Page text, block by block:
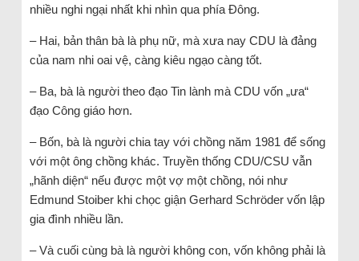
nhiều nghi ngại nhất khi nhìn qua phía Đông.
– Hai, bản thân bà là phụ nữ, mà xưa nay CDU là đảng
của nam nhi oai vệ, càng kiêu ngạo càng tốt.
– Ba, bà là người theo đạo Tin lành mà CDU vốn „ưa“
đạo Công giáo hơn.
– Bốn, bà là người chia tay với chồng năm 1981 để sống
với một ông chồng khác. Truyền thống CDU/CSU vẫn
„hãnh diện“ nếu được một vợ một chồng, nói như
Edmund Stoiber khi chọc giận Gerhard Schröder vốn lập
gia đình nhiều lần.
– Và cuối cùng bà là người không con, vốn không phải là